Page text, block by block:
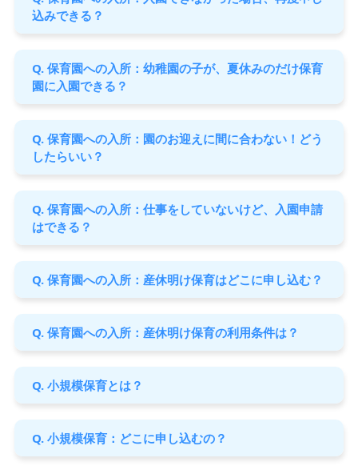
込みできる？
Q. 保育園への入所：幼稚園の子が、夏休みのだけ保育
園に入園できる？
Q. 保育園への入所：園のお迎えに間に合わない！どう
したらいい？
Q. 保育園への入所：仕事をしていないけど、入園申請
はできる？
Q. 保育園への入所：産休明け保育はどこに申し込む？
Q. 保育園への入所：産休明け保育の利用条件は？
Q. 小規模保育とは？
Q. 小規模保育：どこに申し込むの？